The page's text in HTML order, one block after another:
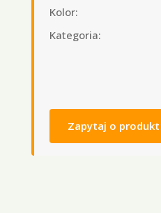
Kolor:
Kategoria:
Zapytaj o produkt